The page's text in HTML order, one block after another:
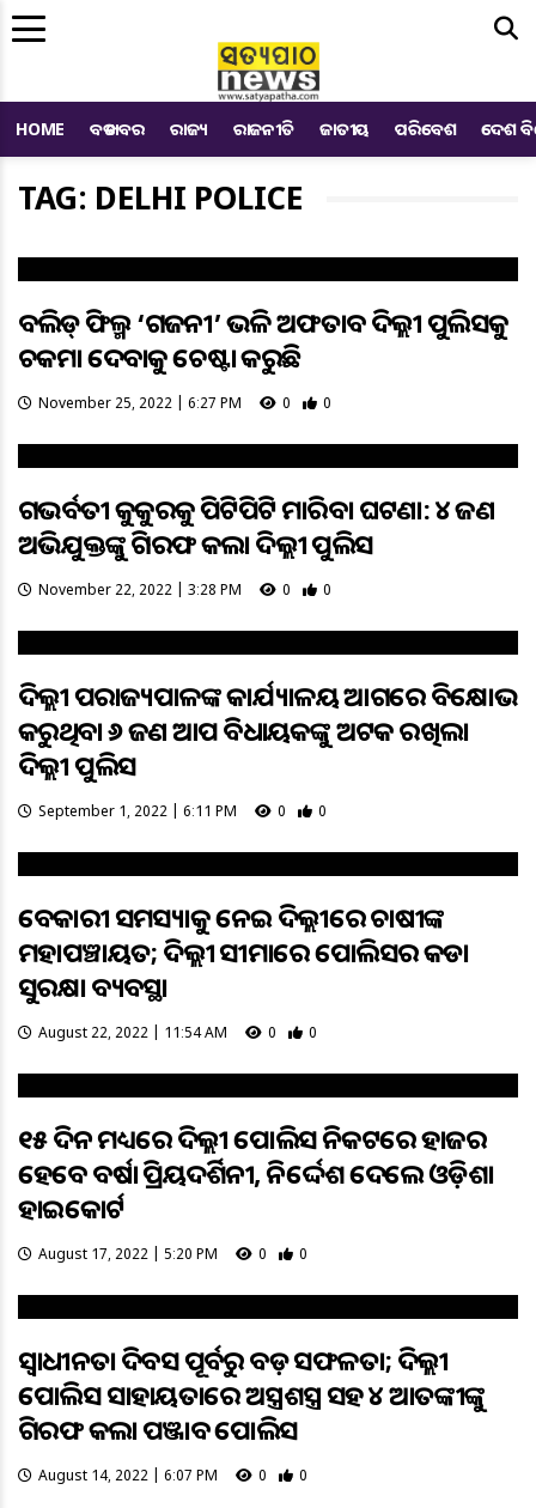
HOME ବଡ ଖବର ରାଜ୍ୟ ରାଜନୀତି ଜାତୀୟ ପରିବେଶ ଦେଶ
TAG: DELHI POLICE
ବଲିଉଡ୍ ଫିଲ୍ମ ‘ଗଜନୀ’ ଭଳି ଅଫତାବ ଦିଲ୍ଲୀ ପୁଲିସକୁ
ଚକମା ଦେବାକୁ ଚେଷ୍ଟା କରୁଛି
November 25, 2022 | 6:27 PM 0 0
ଗଭର୍ବତୀ କୁକୁରକୁ ପିଟିପିଟି ମାରିବା ଘଟଣା: ୪ ଜଣ
ଅଭିଯୁକ୍ତଙ୍କୁ ଗିରଫ କଲା ଦିଲ୍ଲୀ ପୁଲିସ
November 22, 2022 | 3:28 PM 0 0
ଦିଲ୍ଲୀ ଉପରାଜ୍ୟପାଳଙ୍କ କାର୍ଯ୍ୟାଳୟ ଆଗରେ ବିକ୍ଷୋଭ
କରୁଥିବା ୬ ଜଣ ଆପ ବିଧାୟକଙ୍କୁ ଅଟକ ରଖିଲା
ଦିଲ୍ଲୀ ପୁଲିସ
September 1, 2022 | 6:11 PM 0 0
ବେକାରୀ ସମସ୍ୟାକୁ ନେଇ ଦିଲ୍ଲୀରେ ଚାଷୀଙ୍କ
ମହାପଞ୍ଚାୟତ; ଦିଲ୍ଲୀ ସୀମାରେ ପୋଲିସର କଡା
ସୁରକ୍ଷା ବ୍ୟବସ୍ଥା
August 22, 2022 | 11:54 AM 0 0
୧୫ ଦିନ ମଧ୍ୟରେ ଦିଲ୍ଲୀ ପୋଲିସ ନିକଟରେ ହାଜର
ହେବେ ବର୍ଷା ପ୍ରିୟଦର୍ଶିନୀ, ନିର୍ଦ୍ଦେଶ ଦେଲେ ଓଡ଼ିଶା
ହାଇକୋର୍ଟ
August 17, 2022 | 5:20 PM 0 0
ସ୍ୱାଧୀନତା ଦିବସ ପୂର୍ବରୁ ବଡ଼ ସଫଳତା; ଦିଲ୍ଲୀ
ପୋଲିସ ସାହାୟତାରେ ଅସ୍ତ୍ରଶସ୍ତ୍ର ସହ ୪ ଆତଙ୍କୀଙ୍କୁ
ଗିରଫ କଲା ପଞ୍ଜାବ ପୋଲିସ
August 14, 2022 | 6:07 PM 0 0